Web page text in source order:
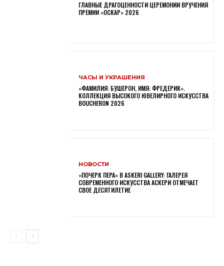
ГЛАВНЫЕ ДРАГОЦЕННОСТИ ЦЕРЕМОНИИ ВРУЧЕНИЯ
ПРЕМИИ «ОСКАР» 2026
ЧАСЫ И УКРАШЕНИЯ
«ФАМИЛИЯ: БУШЕРОН, ИМЯ: ФРЕДЕРИК».
КОЛЛЕКЦИЯ ВЫСОКОГО ЮВЕЛИРНОГО ИСКУССТВА
BOUCHERON 2026
НОВОСТИ
«ПОЧЕРК ПЕРА» В ASKERI GALLERY: ГАЛЕРЕЯ
СОВРЕМЕННОГО ИСКУССТВА АСКЕРИ ОТМЕЧАЕТ
СВОЕ ДЕСЯТИЛЕТИЕ